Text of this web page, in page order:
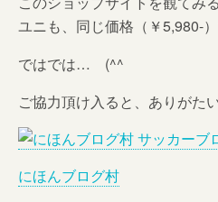
ユニも、同じ価格（￥5,980-）
ではでは… (^^ゞ
ご協力頂け入ると、ありが
にほんブログ村